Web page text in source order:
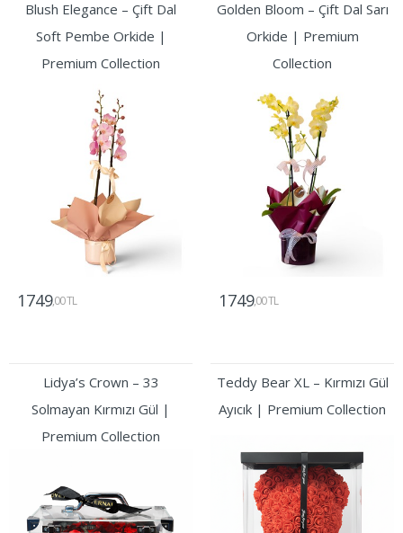
Blush Elegance – Çift Dal
Soft Pembe Orkide |
Premium Collection
1749,00 TL
Golden Bloom – Çift Dal Sarı
Orkide | Premium
Collection
1749,00 TL
Lidya’s Crown – 33
Solmayan Kırmızı Gül |
Premium Collection
Teddy Bear XL – Kırmızı Gül
Ayıcık | Premium Collection